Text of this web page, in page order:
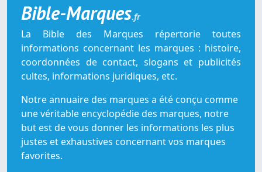
Bible-Marques.fr
La Bible des Marques répertorie toutes
informations concernant les marques : histoire,
coordonnées de contact, slogans et publicités
cultes, informations juridiques, etc.
Notre annuaire des marques a été conçu comme
une véritable encyclopédie des marques, notre
but est de vous donner les informations les plus
justes et exhaustives concernant vos marques
favorites.